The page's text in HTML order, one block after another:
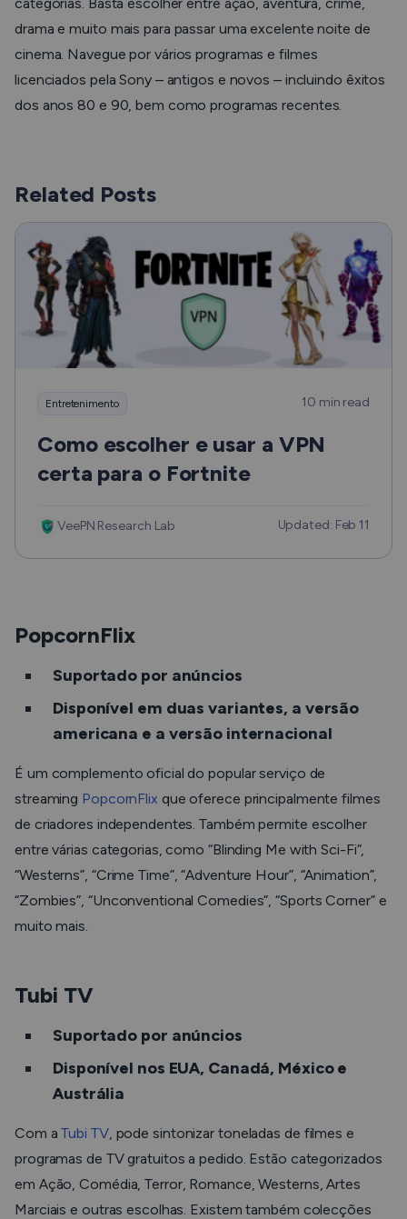
drama e muito mais para passar uma excelente noite de
cinema. Navegue por vários programas e filmes
licenciados pela Sony – antigos e novos – incluindo êxitos
dos anos 80 e 90, bem como programas recentes.
Related Posts
Entretenimento 10 min read
Como escolher e usar a VPN
certa para o Fortnite
VeePN Research Lab Updated: Feb 11
PopcornFlix
Suportado por anúncios
Disponível em duas variantes, a versão
americana e a versão internacional
É um complemento oficial do popular serviço de
streaming PopcornFlix que oferece principalmente filmes
de criadores independentes. Também permite escolher
entre várias categorias, como “Blinding Me with Sci-Fi”,
“Westerns”, “Crime Time”, “Adventure Hour”, “Animation”,
“Zombies”, “Unconventional Comedies”, “Sports Corner” e
muito mais.
Tubi TV
Suportado por anúncios
Disponível nos EUA, Canadá, México e
Austrália
Com aTubi TV, pode sintonizar toneladas de filmes e
programas de TV gratuitos a pedido. Estão categorizados
em Ação, Comédia, Terror, Romance, Westerns, Artes
Marciais e outras escolhas. Existem também colecções